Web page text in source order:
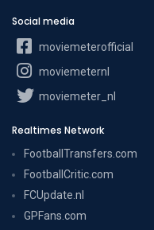
Social media
moviemeterofficial
moviemeternl
moviemeter_nl
Realtimes Network
FootballTransfers.com
FootballCritic.com
FCUpdate.nl
GPFans.com